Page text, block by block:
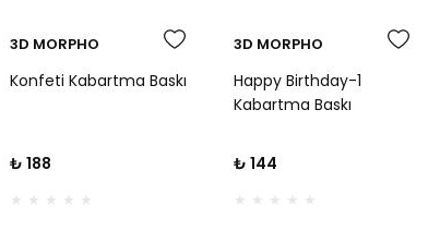
3D MORPHO
Konfeti Kabartma Baskı
₺ 188
3D MORPHO
Happy Birthday-1
Kabartma Baskı
₺ 144